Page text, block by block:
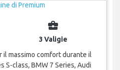
business_center
3 Valigie
il massimo comfort durante il
S-class, BMW 7 Series, Audi